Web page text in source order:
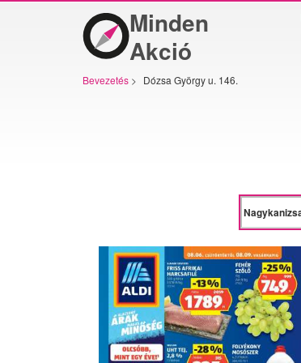
Minden
Akció
Bevezetés > Dózsa György u. 146.